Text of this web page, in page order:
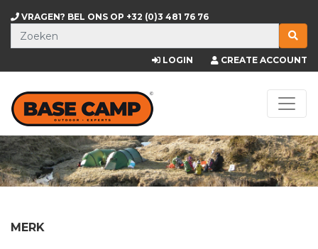
VRAGEN? BEL ONS OP +32 (0)3 481 76 76
LOGIN CREATE ACCOUNT
MERK